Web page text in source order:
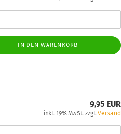
IN DEN WARENKORB
9,95 EUR
inkl. 19% MwSt. zzgl. Versand